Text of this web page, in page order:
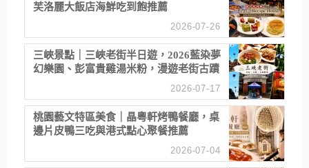
芙洛麗大飯店海鮮吃到飽推薦
2026-07-26
三峽景點｜三峽老街半日遊，2026藍染夢
幻樂園、彭富貴雞湯米粉，漫遊老街古蹟
2026-07-17
桃園藝文特區美食｜晶粵軒烤鴨餐廳，桌
邊片皮鴨三吃與港式點心聚餐推薦
2026-07-04